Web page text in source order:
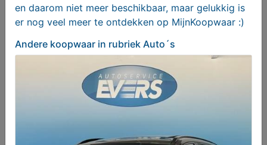
Volkswagen T-Roc 1.5 TSI Sport 2020, Benzine,
en daarom niet meer beschikbaar, maar gelukkig is
er nog veel meer te ontdekken op MijnKoopwaar :)
Andere koopwaar in rubriek Auto´s